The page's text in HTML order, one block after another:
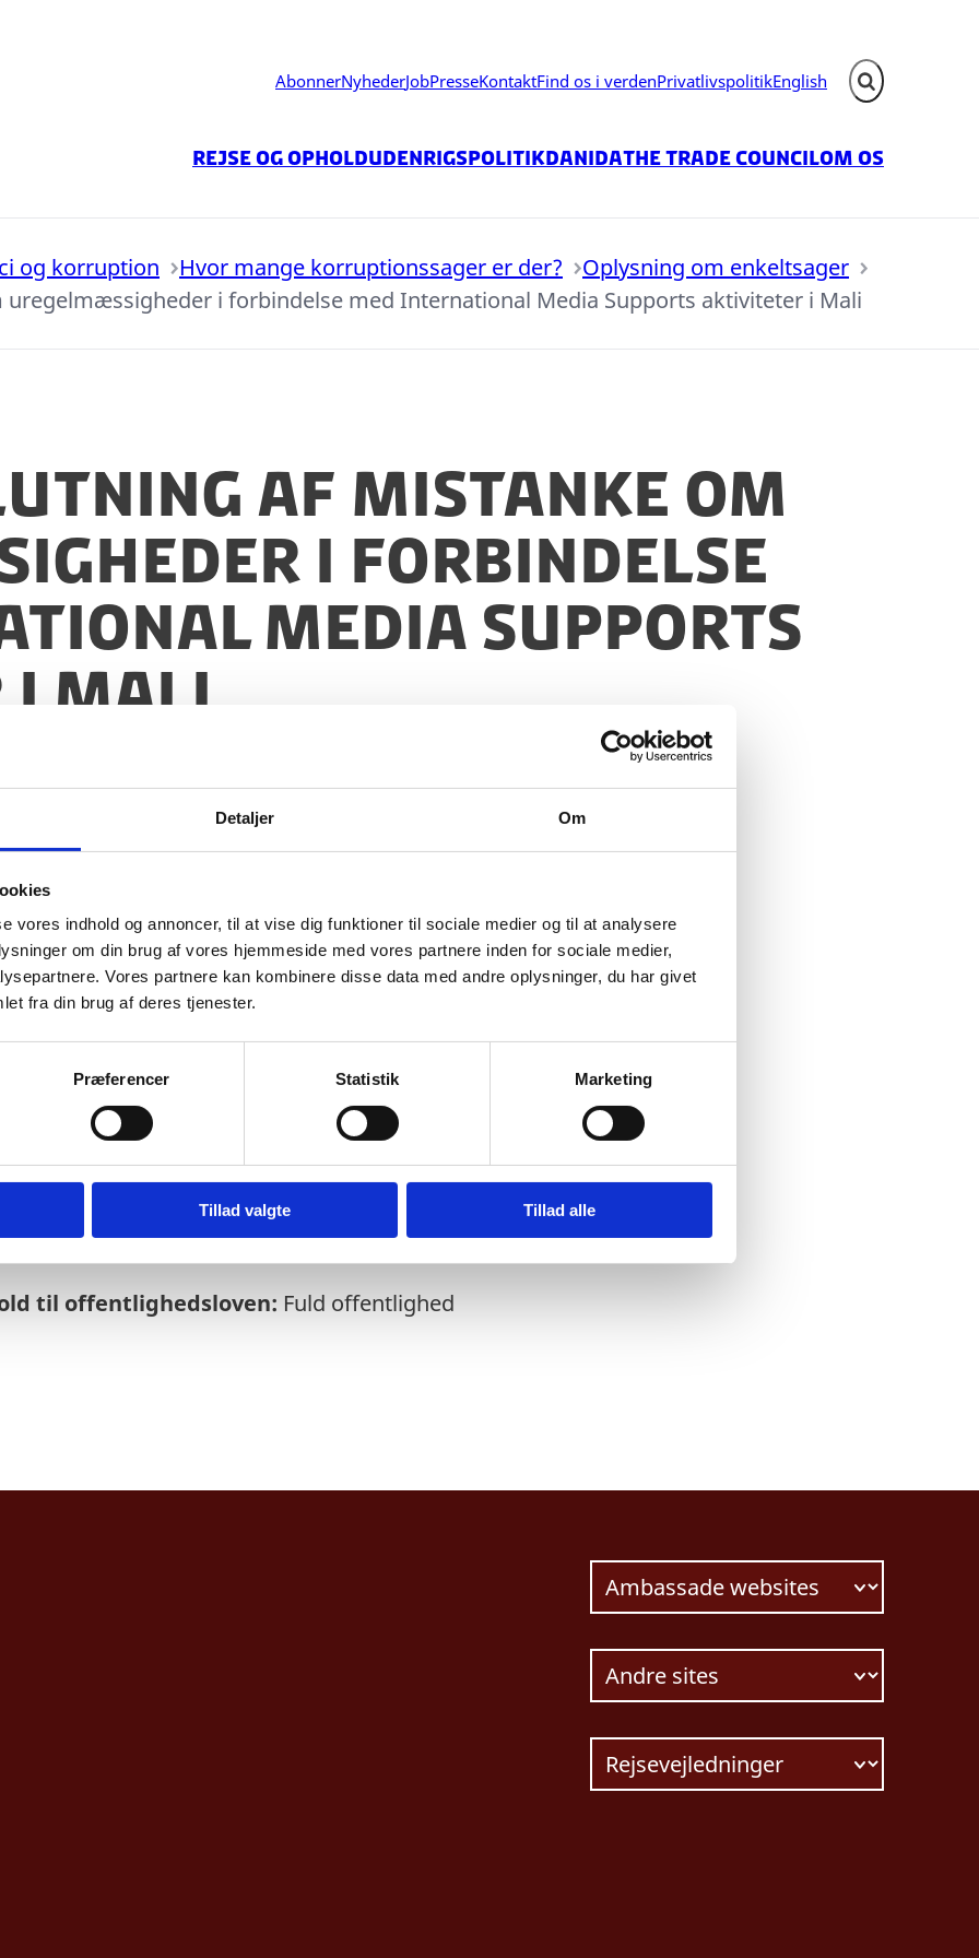
Detaljer Om
vores indhold og annoncer, til at vise dig funktioner til sociale medier og til at analysere
om din brug af vores hjemmeside med vores partnere inden for sociale medier,
Vores partnere kan kombinere disse data med andre oplysninger, du har givet
fra din brug af deres tjenester.
Præferencer Statistik Marketing
Tillad valgte Tillad alle
AbonnerNyhederJobPresseKontaktFind os i verdenPrivatlivspolitikEnglish Fold søgefelt ud
Rejse og opholdUdenrigspolitikDanidaThe Trade CouncilOm os
og korruption Hvor mange korruptionssager er der?
Oplysning om enkeltsager
uregelmæssigheder i forbindelse med International Media Supports aktiviteter i Mali
af mistanke om
i forbindelse
Media Supports
Mali
som udgangspunkt kvartalsvist om de løbende sager.
til offentlighedsloven: Fuld offentlighed